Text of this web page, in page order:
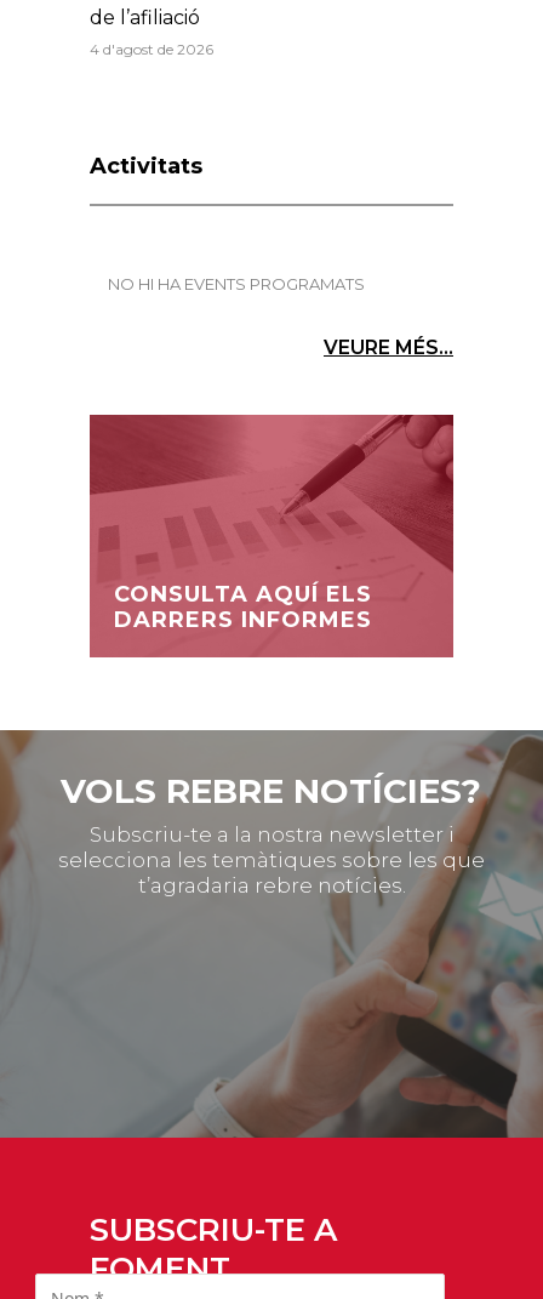
de l’afiliació
4 d'agost de 2026
Activitats
NO HI HA EVENTS PROGRAMATS
VEURE MÉS...
CONSULTA AQUÍ ELS
DARRERS INFORMES
VOLS REBRE NOTÍCIES?
Subscriu-te a la nostra newsletter i
selecciona les temàtiques sobre les que
t’agradaria rebre notícies.
SUBSCRIU-TE A
FOMENT